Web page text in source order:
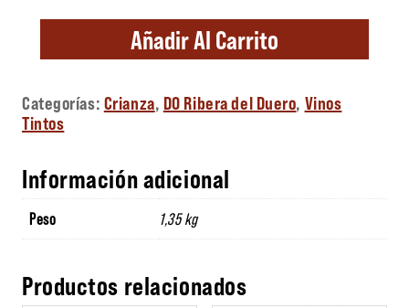
Añadir Al Carrito
Categorías: Crianza, DO Ribera del Duero, Vinos
Tintos
Información adicional
Peso 1,35 kg
Productos relacionados